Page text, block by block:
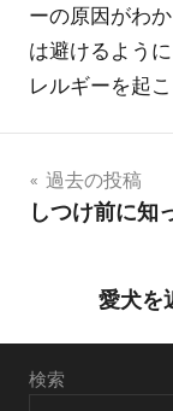
ーの原因がわ
は避けるよう
レルギーを起
投
稿
ゲ
過去の投稿
しつけ前に知
愛犬を
検索